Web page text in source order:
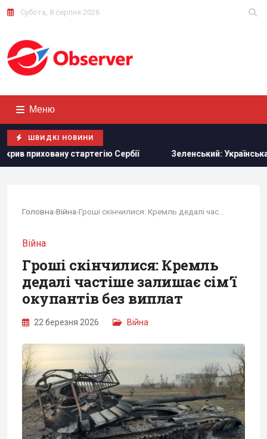
Субота, 8 серпня 2026
Меню
ШВИДКІ НОВИНИ
Сербії Зеленський: Українська оборонка може
Головна›Війна›
Війна
Гроші скінчилися: Кремль
дедалі частіше залишає сім’ї
окупантів без виплат
22 березня 2026 Війна